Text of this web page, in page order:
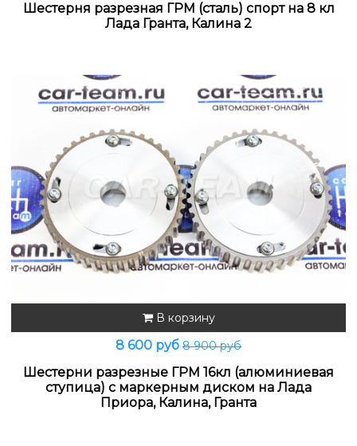
Шестерня разрезная ГРМ (сталь) спорт на 8 кл
Лада Гранта, Калина 2
В корзину
8 600 руб 8 900 руб
Шестерни разрезные ГРМ 16кл (алюминиевая
ступица) с маркерным диском на Лада
Приора, Калина, Гранта